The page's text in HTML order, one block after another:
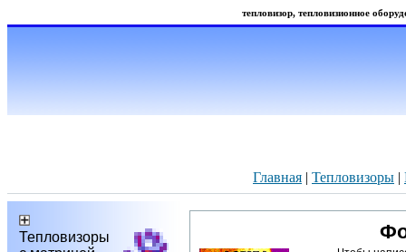
тепловизор, тепловизионное
Главная | Тепловизоры |
Тепловизоры